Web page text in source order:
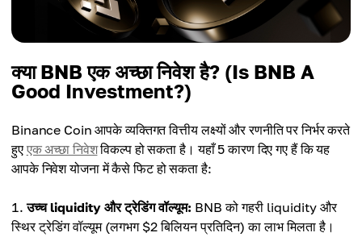
क्या BNB एक अच्छा निवेश है? (Is BNB A
Good Investment?)
Binance Coin आपके व्यक्तिगत वित्तीय लक्ष्यों और रणनीति पर निर्भर करते
हुए एक अच्छा निवेशविकल्प हो सकता है। यहाँ 5 कारण दिए गए हैं कि यह
आपके निवेश योजना में कैसे फिट हो सकता है:
उच्च liquidity और ट्रेडिंग वॉल्यूम: BNB को गहरी liquidity और
स्थिर ट्रेडिंग वॉल्यूम (लगभग $2 बिलियन प्रतिदिन) का लाभ मिलता है।